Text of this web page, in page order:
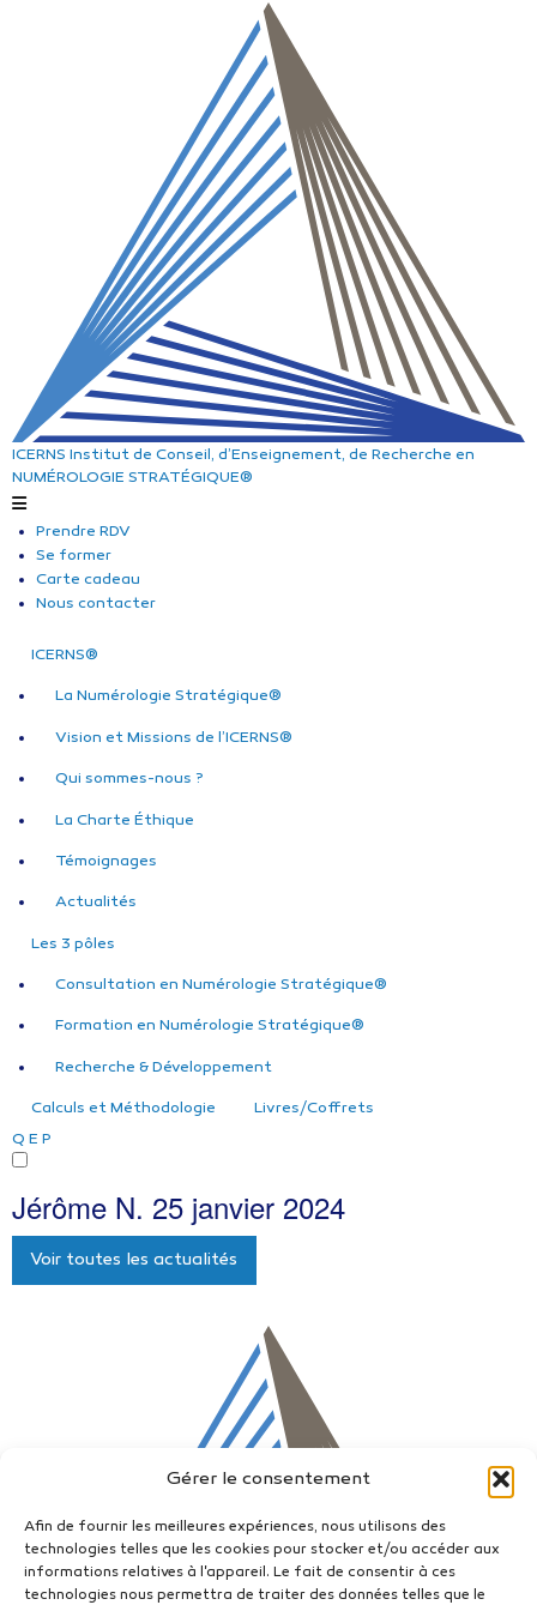
Gérer le consentement
Afin de fournir les meilleures expériences, nous utilisons des
technologies telles que les cookies pour stocker et/ou accéder aux
informations relatives à l'appareil. Le fait de consentir à ces
technologies nous permettra de traiter des données telles que le
ICERNS Institut de Conseil, d’Enseignement, de Recherche en
NUMÉROLOGIE STRATÉGIQUE®
Prendre RDV
Se former
Carte cadeau
Nous contacter
ICERNS®
La Numérologie Stratégique®
Vision et Missions de l’ICERNS®
Qui sommes-nous ?
La Charte Éthique
Témoignages
Actualités
Les 3 pôles
Consultation en Numérologie Stratégique®
Formation en Numérologie Stratégique®
Recherche & Développement
Calculs et Méthodologie
Livres/Coffrets
Q E P
Jérôme N. 25 janvier 2024
Voir toutes les actualités